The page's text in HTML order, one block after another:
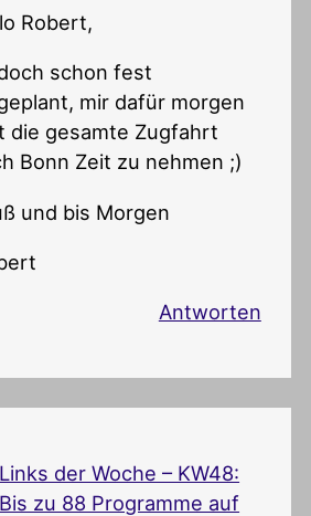
Robert,
schon fest
mir dafür morgen
die gesamte Zugfahrt
Bonn Zeit zu nehmen ;)
und bis Morgen
Antworten
Links der Woche – KW48:
zu 88 Programme auf